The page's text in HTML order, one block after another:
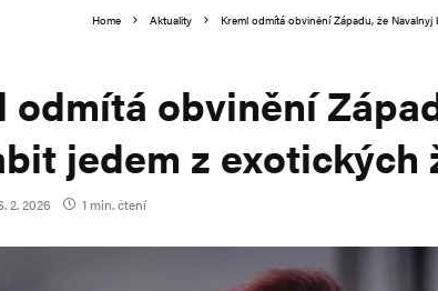
Home Aktuality Kreml odmítá obvinění Západu, že
odmítá obvinění
jedem z exotických
2. 2026 1 min. čtení